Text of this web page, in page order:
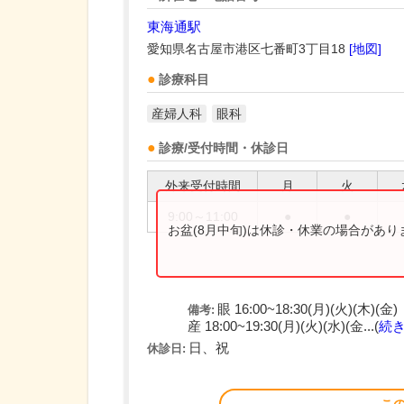
東海通駅
愛知県名古屋市港区七番町3丁目18 [地図]
診療科目
産婦人科 眼科
診療/受付時間・休診日
外来受付時間 月 火
お盆(8月中旬)は休診・休業の場合があ
備考: 眼 16:00~18:30(月)(火)(木)(金)
産 18:00~19:30(月)(火)(水)(金...(続
休診日: 日、祝